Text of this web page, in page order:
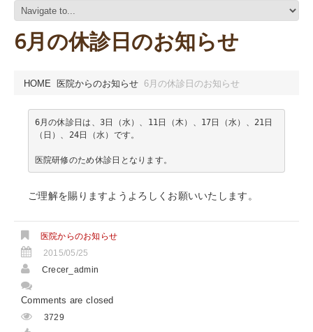
6月の休診日のお知らせ
HOME 医院からのお知らせ 6月の休診日のお知らせ
6月の休診日は、3日（水）、11日（木）、17日（水）、21日
（日）、24日（水）です。
医院研修のため休診日となります。
ご理解を賜りますようよろしくお願いいたします。
医院からのお知らせ
2015/05/25
Crecer_admin
Comments are closed
3729